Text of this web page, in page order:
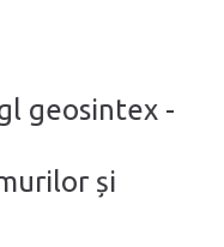
geosintex -
și